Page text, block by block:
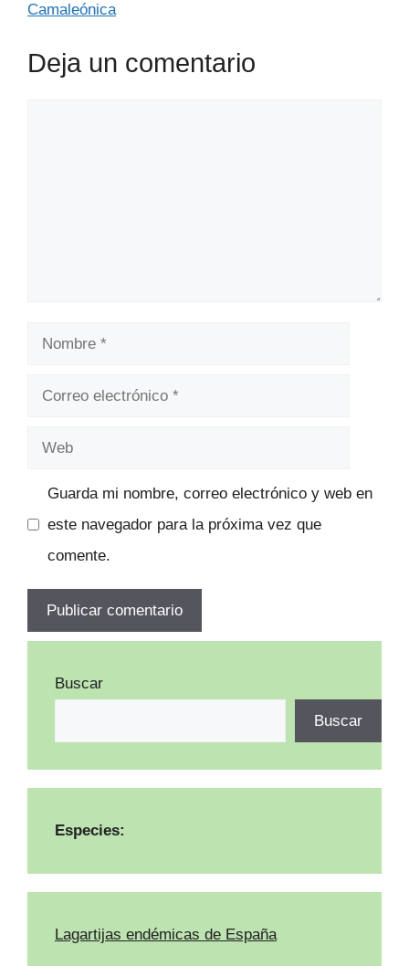
Camaleónica
Deja un comentario
Nombre
Correo
Web
Guarda mi nombre, correo electrónico y web en
este navegador para la próxima vez que
comente.
Buscar
Buscar
Especies:
Lagartijas endémicas de España